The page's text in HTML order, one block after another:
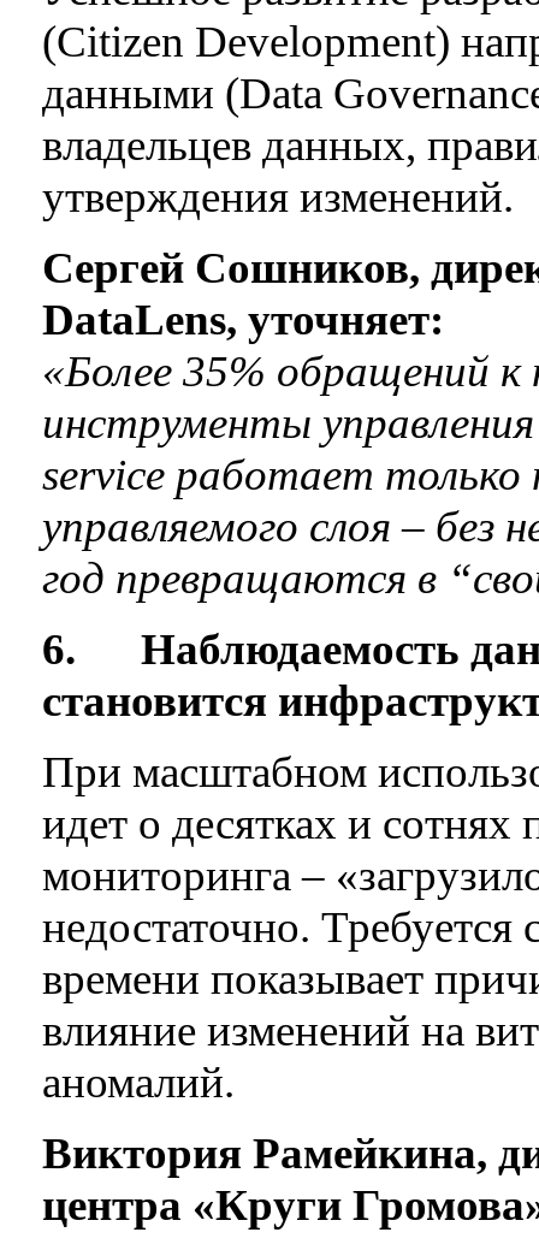
(Citizen Development)
данными (Data
владельцев данных,
утверждения изменений.
Сергей Сошников,
DataLens, уточняет:
«Более 35% обращений
инструменты
service работает только
управляемого слоя – без
год превращаются в
6. Наблюдаемость
становится
При масштабном
идет о десятках и сотнях
мониторинга –
недостаточно. Требуется
времени показывает
влияние изменений на
аномалий.
Виктория Рамейкина,
центра «Круги